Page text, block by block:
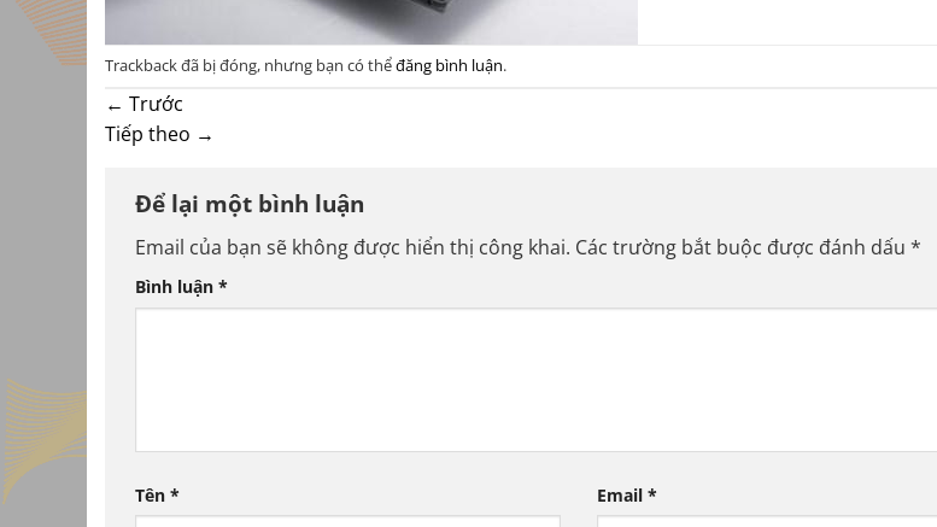
Trackback đã bị đóng, nhưng bạn có thểđăng bình luận.
← Trước
Tiếp theo →
Để lại một bình luận
Email của bạn sẽ không được hiển thị công khai. Các trường bắt buộc được đánh dấu *
Bình luận *
Tên * Email*